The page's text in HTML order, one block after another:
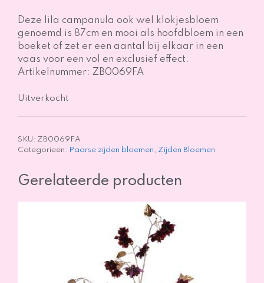
Deze lila campanula ook wel klokjesbloem
genoemd is 87cm en mooi als hoofdbloem in een
boeket of zet er een aantal bij elkaar in een
vaas voor een vol en exclusief effect.
Artikelnummer: ZB0069FA
Uitverkocht
SKU: ZB0069FA
Categorieën: Paarse zijden bloemen, Zijden Bloemen
Gerelateerde producten